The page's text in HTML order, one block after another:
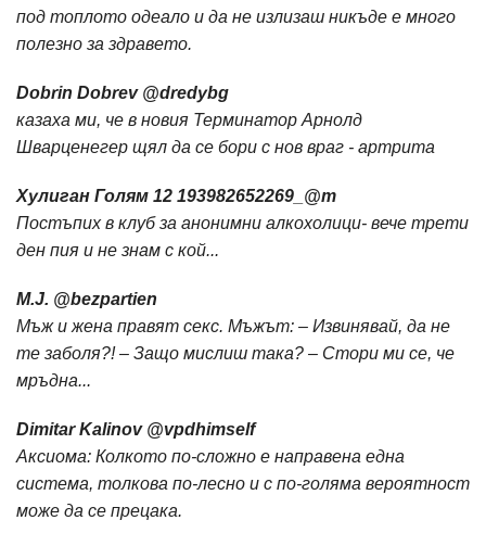
под топлото одеало и да не излизаш никъде е много
полезно за здравето.
Dobrin Dobrev ‏@dredybg
казаха ми, че в новия Терминатор Арнолд
Шварценегер щял да се бори с нов враг - артрита
Хулиган Голям ‏@_193982652269 12m
Постъпих в клуб за анонимни алкохолици- вече трети
ден пия и не знам с кой...
M.J. ‏@bezpartien
Мъж и жена правят секс. Мъжът: – Извинявай, да не
те заболя?! – Защо мислиш така? – Стори ми се, че
мръдна...
Dimitar Kalinov ‏@vpdhimself
Аксиома: Колкото по-сложно е направена една
система, толкова по-лесно и с по-голяма вероятност
може да се прецака.